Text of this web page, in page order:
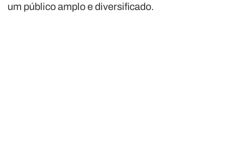
um público amplo e diversificado.